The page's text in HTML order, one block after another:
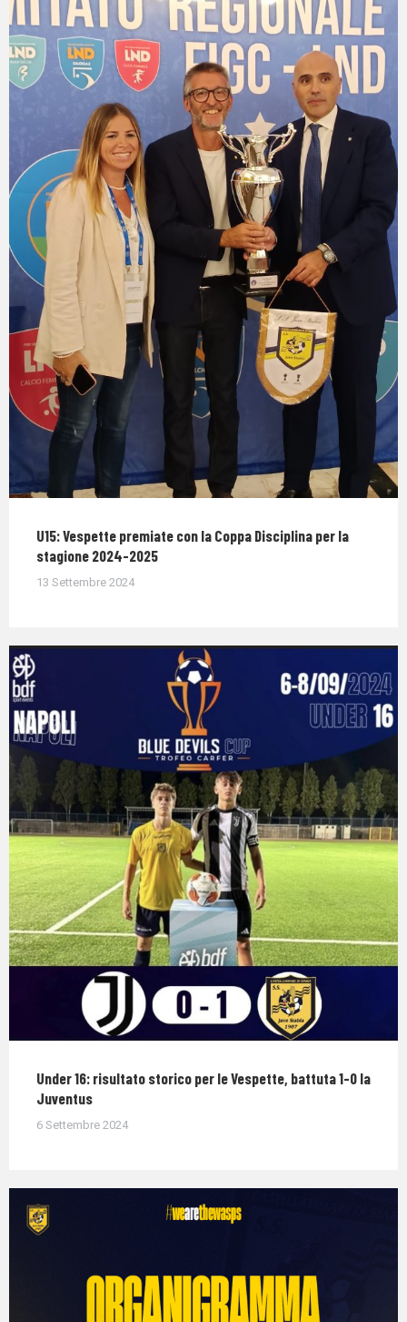
U15: Vespette premiate con la Coppa Disciplina per la
stagione 2024-2025
13 Settembre 2024
Under 16: risultato storico per le Vespette, battuta 1-0 la
Juventus
6 Settembre 2024